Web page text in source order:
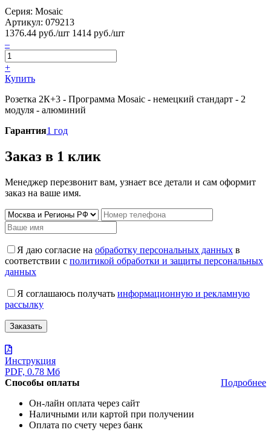
Серия: Mosaic
Артикул: 079213
1376.44 руб./шт 1414 руб./шт
–
+
Купить
Розетка 2К+3 - Программа Mosaic - немецкий стандарт - 2
модуля - алюминий
Гарантия1 год
Заказ в 1 клик
Менеджер перезвонит вам, узнает все детали и сам оформит
заказ на ваше имя.
Я даю согласие на обработку персональных данных в
соответствии с политикой обработки и защиты персональных
данных
Я соглашаюсь получать информационную и рекламную
рассылку
Инструкция
PDF, 0.78 Мб
Способы оплаты
Подробнее
Он-лайн оплата через сайт
Наличными или картой при получении
Оплата по счету через банк